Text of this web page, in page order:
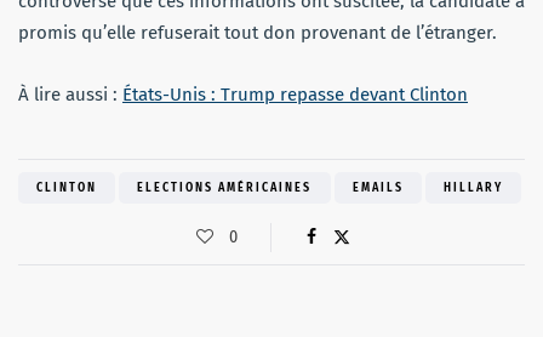
promis qu’elle refuserait tout don provenant de l’étranger.
À lire aussi : États-Unis : Trump repasse devant Clinton
CLINTON ELECTIONS AMÉRICAINES EMAILS HILLARY
0